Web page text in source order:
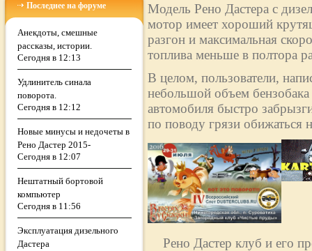
Последнее на форуме
Анекдоты, смешные
рассказы, истории.
Сегодня в 12:13
Удлинитель синала
поворота.
Сегодня в 12:12
Новые минусы и недочеты в
Рено Дастер 2015-
Сегодня в 12:07
Нештатный бортовой
компьютер
Сегодня в 11:56
Эксплуатация дизельного
Дастера
Модель Рено Дастера с
мотор имеет хороший
разгон и максимальная
топлива меньше в полтора
В целом, пользователи,
небольшой объем бензобака
автомобиля быстро
по поводу грязи обижаться
Рено Дастер клуб и его